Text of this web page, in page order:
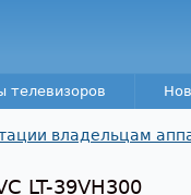
телевизоров
владельцам
LT-39VH300